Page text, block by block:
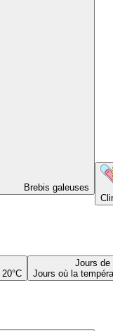
Brebis galeuses
Jours de
Jours où la